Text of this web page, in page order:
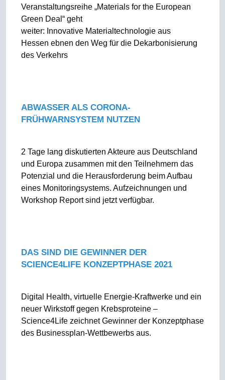
Veranstaltungsreihe „Materials for the European
Green Deal“ geht
weiter: Innovative Materialtechnologie aus
Hessen ebnen den Weg für die Dekarbonisierung
des Verkehrs
ABWASSER ALS CORONA-
FRÜHWARNSYSTEM NUTZEN
2 Tage lang diskutierten Akteure aus Deutschland
und Europa zusammen mit den Teilnehmern das
Potenzial und die Herausforderung beim Aufbau
eines Monitoringsystems. Aufzeichnungen und
Workshop Report sind jetzt verfügbar.
DAS SIND DIE GEWINNER DER
SCIENCE4LIFE KONZEPTPHASE 2021
Digital Health, virtuelle Energie-Kraftwerke und ein
neuer Wirkstoff gegen Krebsproteine –
Science4Life zeichnet Gewinner der Konzeptphase
des Businessplan-Wettbewerbs aus.